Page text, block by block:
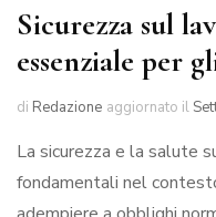
Sicurezza sul
essenziale per
di Redazione aggiornato il
La sicurezza e la salute
fondamentali nel